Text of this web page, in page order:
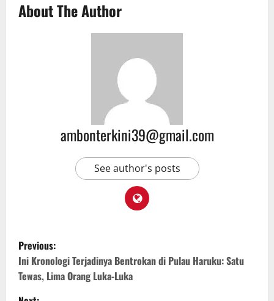
About The Author
ambonterkini39@gmail.com
See author's posts
Previous:
Ini Kronologi Terjadinya Bentrokan di Pulau Haruku: Satu
Tewas, Lima Orang Luka-Luka